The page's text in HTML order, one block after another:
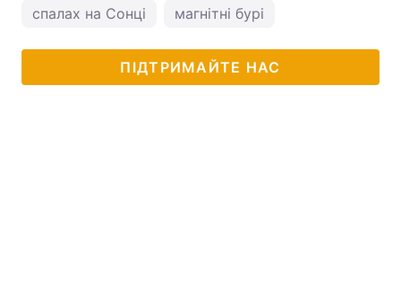
спалах на Сонці магнітні бурі
ПІДТРИМАЙТЕ НАС